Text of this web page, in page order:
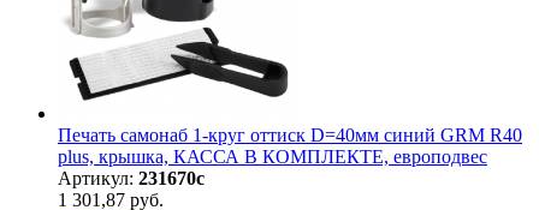
Печать самонаб 1-круг оттиск D=40мм синий GRM R40
plus, крышка, КАССА В КОМПЛЕКТЕ, европодвес
Артикул: 231670с
1 301,87 руб.